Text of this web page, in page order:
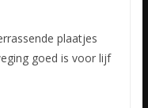
plaatjes
goed is voor lijf